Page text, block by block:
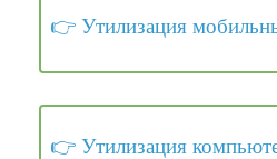
Утилизация
Утилизация